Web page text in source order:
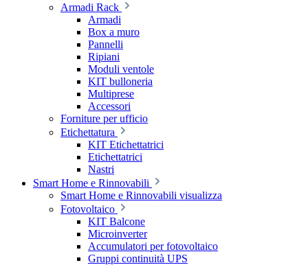
Armadi Rack
Armadi
Box a muro
Pannelli
Ripiani
Moduli ventole
KIT bulloneria
Multiprese
Accessori
Forniture per ufficio
Etichettatura
KIT Etichettatrici
Etichettatrici
Nastri
Smart Home e Rinnovabili
Smart Home e Rinnovabili visualizza
Fotovoltaico
KIT Balcone
Microinverter
Accumulatori per fotovoltaico
Gruppi continuità UPS